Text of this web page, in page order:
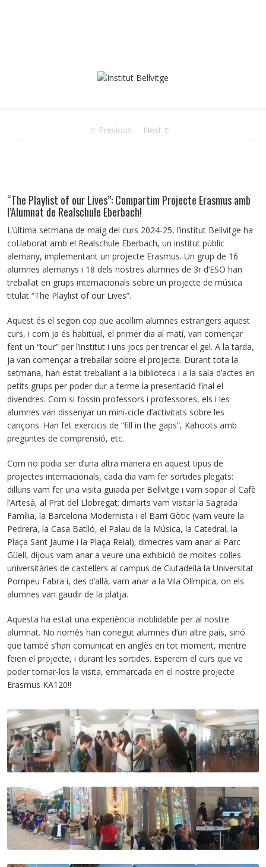
Previous Next
“The Playlist of our Lives”: Compartim Projecte Erasmus amb
l’Alumnat de Realschule Eberbach!
L’última setmana de maig del curs 2024-25, l’institut Bellvitge ha
col.laborat amb el Realschule Eberbach, un institut públic
alemany, implementant un projecte Erasmus. Un grup de 16
alumnes alemanys i 18 dels nostres alumnes de 3r d’ESO han
treballat en grups internacionals sobre un projecte de música
titulat “The Playlist of our Lives”.
Aquest és el segon cop que acollim alumnes estrangers aquest
curs, i com ja és habitual, el primer dia al matí, van començar
fent un “tour” per l’institut i uns jocs per trencar el gel. A la tarda,
ja van començar a treballar sobre el projecte. Durant tota la
setmana, han estat treballant a la biblioteca i a la sala d’actes en
petits grups per poder dur a terme la presentació final el
divendres. Com si fossin professors i professores, els i les
alumnes van dissenyar un mini-cicle d’activitats sobre les
cançons. Han fet exercicis de “fill in the gaps”, Kahoots amb
preguntes de comprensió, etc.
Com no podia ser d’una altra manera en aquest tipus de
projectes internacionals, cada dia vam fer sortides plegats:
dilluns vam fer una visita guiada per Bellvitge i vam sopar al Cafè
l’Artesà, al Prat del Llobregat; dimarts vam visitar la Sagrada
Família, la Barcelona Modernista i el Barri Gòtic (vam veure la
Pedrera, la Casa Batlló, el Palau de la Música, la Catedral, la
Plaça Sant Jaume i la Plaça Reial); dimecres vam anar al Parc
Güell, dijous vam anar a veure una exhibició de moltes colles
universitàries de castellers al campus de Ciutadella la Universitat
Pompeu Fabra i, des d’allà, vam anar a la Vila Olímpica, on els
alumnes van gaudir de la platja.
Aquesta ha estat una experiència inoblidable per al nostre
alumnat. No només han conegut alumnes d’un altre país, sinó
que també s’han comunicat en anglès en tot moment, mentre
feien el projecte, i durant les sortides. Esperem el curs que ve
poder tornar-los la visita, emmarcada en el nostre projecte
Erasmus KA120!!